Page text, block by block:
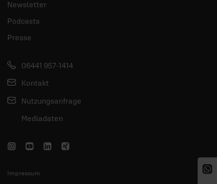
Newsletter
Podcasts
Presse
06441 957-1414
Kontakt
Nutzungsanfrage
Mediadaten
Impressum